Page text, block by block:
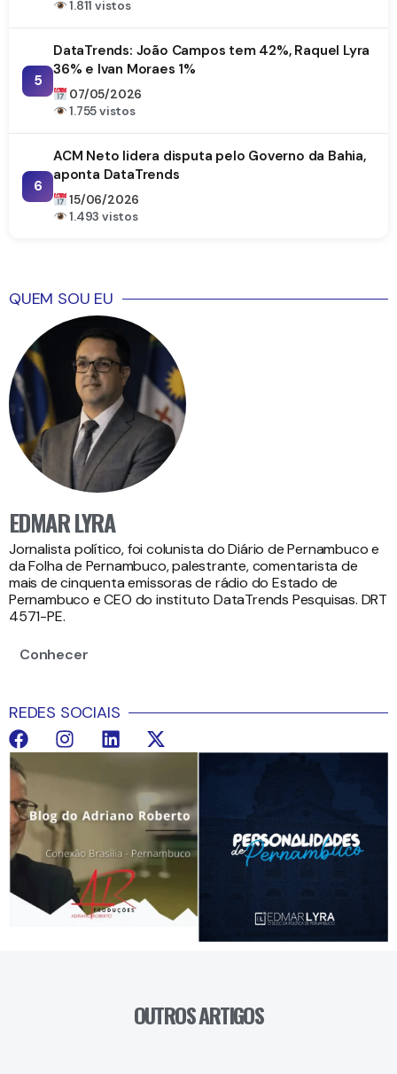
1.811 vistos
5
DataTrends: João Campos tem 42%, Raquel Lyra
36% e Ivan Moraes 1%
07/05/2026
1.755 vistos
6
ACM Neto lidera disputa pelo Governo da Bahia,
aponta DataTrends
15/06/2026
1.493 vistos
QUEM SOU EU
EDMAR LYRA
Jornalista político, foi colunista do Diário de Pernambuco e
da Folha de Pernambuco, palestrante, comentarista de
mais de cinquenta emissoras de rádio do Estado de
Pernambuco e CEO do instituto DataTrends Pesquisas. DRT
4571-PE.
Conhecer
REDES SOCIAIS
OUTROS ARTIGOS